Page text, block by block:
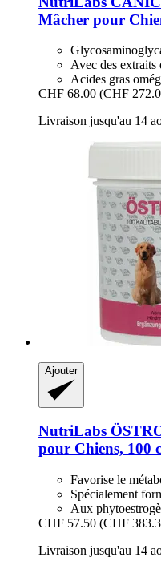
Mâcher pour
Avec des extraits
Acides gras
CHF 68.00 (CHF
Livraison jusqu'au 14
Ajouter
NutriLabs
pour Chiens, 100
Favorise le
Spécialement
Aux
CHF 57.50 (CHF
Livraison jusqu'au 14